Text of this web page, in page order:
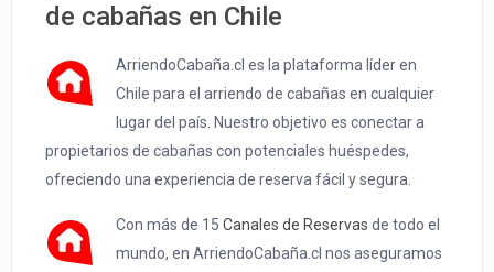
de cabañas en Chile
ArriendoCabaña.cl es la plataforma líder en
Chile para el arriendo de cabañas en cualquier
lugar del país. Nuestro objetivo es conectar a
propietarios de cabañas con potenciales huéspedes,
ofreciendo una experiencia de reserva fácil y segura.
Con más de 15Canales de Reservas de todo el
mundo, en ArriendoCabaña.cl nos aseguramos